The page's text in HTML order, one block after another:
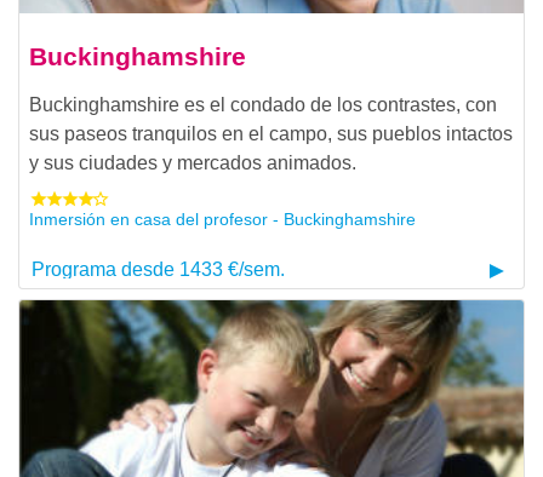
Buckinghamshire
Buckinghamshire es el condado de los contrastes, con
sus paseos tranquilos en el campo, sus pueblos intactos
y sus ciudades y mercados animados.
Inmersión en casa del profesor - Buckinghamshire
Programa desde 1433 €/sem.